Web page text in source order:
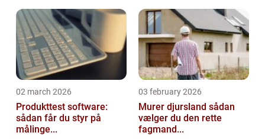
02 march 2026
Produkttest software:
sådan får du styr på
målinge...
03 february 2026
Murer djursland sådan
vælger du den rette
fagmand...